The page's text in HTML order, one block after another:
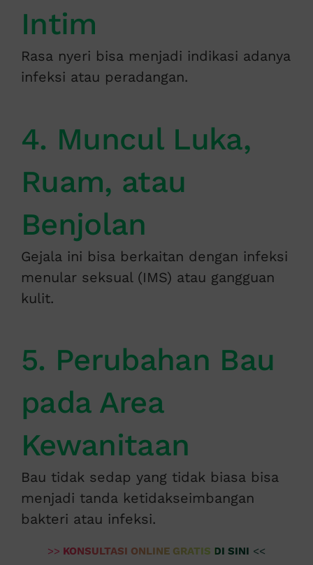
Intim
Rasa nyeri bisa menjadi indikasi adanya
infeksi atau peradangan.
4. Muncul Luka,
Ruam, atau
Benjolan
Gejala ini bisa berkaitan dengan infeksi
menular seksual (IMS) atau gangguan
kulit.
5. Perubahan Bau
pada Area
Kewanitaan
Bau tidak sedap yang tidak biasa bisa
menjadi tanda ketidakseimbangan
bakteri atau infeksi.
>> KONSULTASI ONLINE GRATIS DI SINI <<